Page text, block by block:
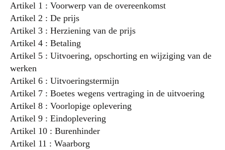
Artikel 1 : Voorwerp van de overeenkomst
Artikel 2 : De prijs
Artikel 3 : Herziening van de prijs
Artikel 4 : Betaling
Artikel 5 : Uitvoering, opschorting en wijziging van de
werken
Artikel 6 : Uitvoeringstermijn
Artikel 7 : Boetes wegens vertraging in de uitvoering
Artikel 8 : Voorlopige oplevering
Artikel 9 : Eindoplevering
Artikel 10 : Burenhinder
Artikel 11 : Waarborg